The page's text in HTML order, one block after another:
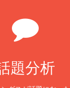
題分析